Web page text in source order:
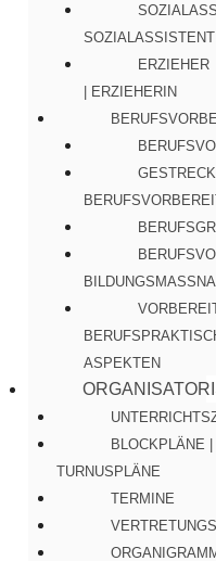
ERZIEHER
| ERZIEHERIN
ASPEKTEN
BLOCKPLÄNE |
TURNUSPLÄNE
TERMINE